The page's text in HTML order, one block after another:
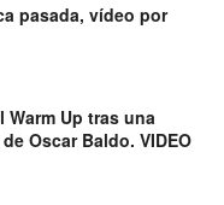
pasada, vídeo por
Warm Up tras una
Oscar Baldo. VIDEO